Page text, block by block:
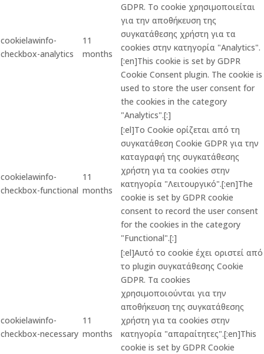
cookielawinfo-
checkbox-analytics
11
months
GDPR. Το cookie χρησιμοποιείται
για την αποθήκευση της
συγκατάθεσης χρήστη για τα
cookies στην κατηγορία "Analytics".
[:en]This cookie is set by GDPR
Cookie Consent plugin. The cookie is
used to store the user consent for
the cookies in the category
"Analytics".[:]
cookielawinfo-
checkbox-functional
11
months
[:el]Το Cookie ορίζεται από τη
συγκατάθεση Cookie GDPR για την
καταγραφή της συγκατάθεσης
χρήστη για τα cookies στην
κατηγορία "Λειτουργικό".[:en]The
cookie is set by GDPR cookie
consent to record the user consent
for the cookies in the category
"Functional".[:]
cookielawinfo-
checkbox-necessary
11
months
[:el]Αυτό το cookie έχει οριστεί από
το plugin συγκατάθεσης Cookie
GDPR. Τα cookies
χρησιμοποιούνται για την
αποθήκευση της συγκατάθεσης
χρήστη για τα cookies στην
κατηγορία "απαραίτητες".[:en]This
cookie is set by GDPR Cookie